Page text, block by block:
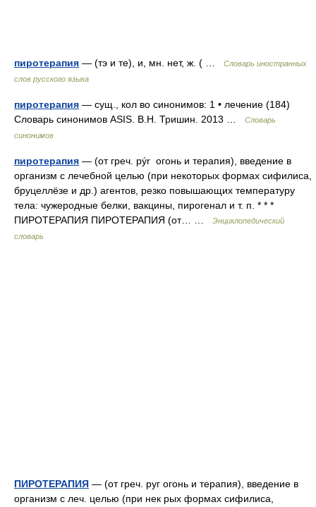
пиротерапия — (тэ и те), и, мн. нет, ж. ( …
Словарь иностранных
слов русского языка
пиротерапия — сущ., кол во синонимов: 1 • лечение (184)
Словарь синонимов ASIS. В.Н. Тришин. 2013 …
Словарь
синонимов
пиротерапия — (от греч. pýr огонь и терапия), введение в
организм с лечебной целью (при некоторых формах сифилиса,
бруцеллёзе и др.) агентов, резко повышающих температуру
тела: чужеродные белки, вакцины, пирогенал и т. п. * * *
ПИРОТЕРАПИЯ ПИРОТЕРАПИЯ (от… …
Энциклопедический
словарь
ПИРОТЕРАПИЯ — (от греч. руг огонь и терапия), введение в
организм с леч. целью (при нек рых формах сифилиса,